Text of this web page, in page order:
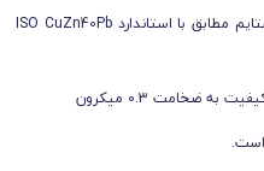
مواد ریخته گری جهت تولید شیرآلات جاستایم مطابق با استاندارد ISO CuZn40Pb